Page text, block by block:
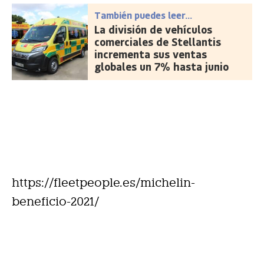
También puedes leer...
La división de vehículos
comerciales de Stellantis
incrementa sus ventas
globales un 7% hasta junio
https://fleetpeople.es/michelin-
beneficio-2021/